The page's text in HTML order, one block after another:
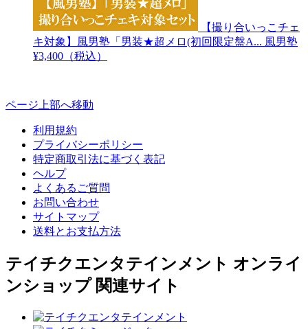
【撮り合いっこチェ
キ対象】風男塾「男装★超メロ(初回限定盤A... 風男塾
¥3,400（税込）
ページ上部へ移動
利用規約
プライバシーポリシー
特定商取引法に基づく表記
ヘルプ
よくあるご質問
お問い合わせ
サイトマップ
送料とお支払方法
テイチクエンタテインメント オンライ
ンショップ 関連サイト